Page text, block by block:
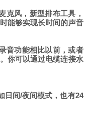
克风，新型排布工具，
能够实现长时间的声音
音功能相比以前，或者
你可以通过电缆连接水
日间/夜间模式，也有24